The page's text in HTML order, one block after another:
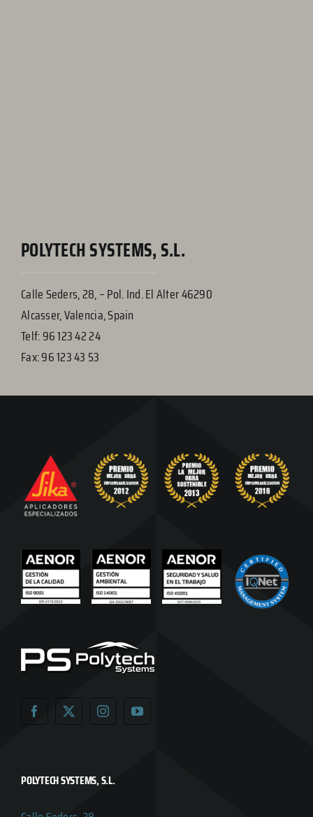
POLYTECH SYSTEMS, S.L.
Calle Seders, 28, – Pol. Ind. El Alter 46290
Alcasser, Valencia, Spain
Telf: 96 123 42 24
Fax: 96 123 43 53
POLYTECH SYSTEMS, S.L.